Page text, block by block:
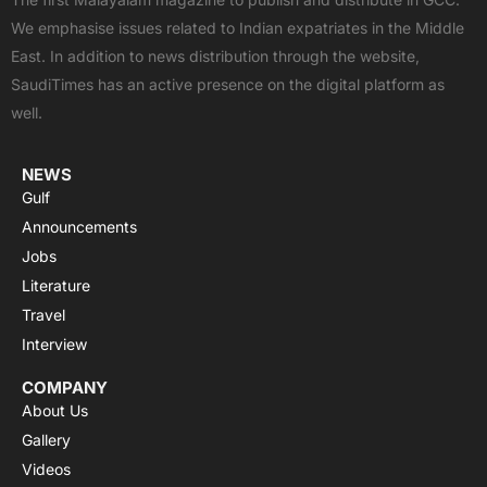
b
o
o
k
i
t
t
e
u
b
e
s
a
p
p
a
g
r
a
We emphasise issues related to Indian expatriates in the Middle
East. In addition to news distribution through the website,
SaudiTimes has an active presence on the digital platform as
well.
NEWS
Gulf
Announcements
Jobs
Literature
Travel
Interview
COMPANY
About Us
Gallery
Videos